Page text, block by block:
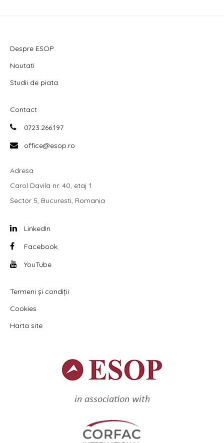
Despre ESOP
Noutati
Studii de piata
Contact
0723.266.197
office@esop.ro
Adresa
Carol Davila nr. 40, etaj 1
Sector 5, Bucuresti, Romania
LinkedIn
Facebook
YouTube
Termeni și condiții
Cookies
Harta site
in association with